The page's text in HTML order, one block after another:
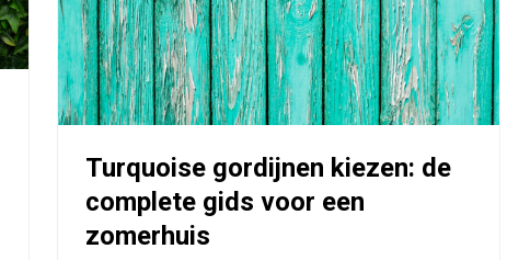
Turquoise gordijnen kiezen: de
complete gids voor een
zomerhuis